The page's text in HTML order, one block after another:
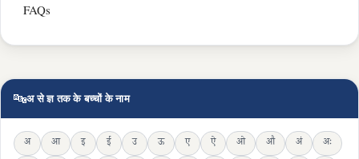
FAQs
🔤अ से ज्ञ तक के बच्चों के नाम
अ आ इ ई उ ऊ ए ऐ ओ औ अं
अः